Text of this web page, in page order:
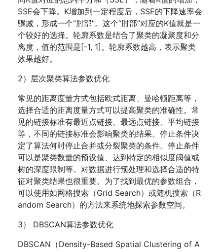
SSE会下降。K增加到一定程度后，SSE的下降速率会
骤减，形成一个“肘部”。这个“肘部”对应的K值就是一
个较好的选择。轮廓系数是结合了聚类的凝聚度和分
离度，值的范围是[-1, 1]。轮廓系数越高，表示聚类
效果越好。
2）层次聚类算法参数优化
常见的距离度量方式包括欧式距离、曼哈顿距离等，
选择合适的距离度量方式可以提高聚类的准确性。常
见的链接标准有最近点链接、最远点链接、平均链接
等，不同的链接标准会影响聚类的结果。停止条件决
定了算法何时停止合并或分裂聚类的条件。停止条件
可以是聚类数量的预设值、达到特定的相似度阈值或
树的深度限制等。对数据进行预处理和选择合适的特
征对聚类结果也很重要。为了找到最优的参数组合，
可以使用如网格搜索（Grid Search）或随机搜索（R
andom Search）的方法来系统地探索参数空间。
3） DBSCAN算法参数优化
DBSCAN（Density-Based Spatial Clustering of A